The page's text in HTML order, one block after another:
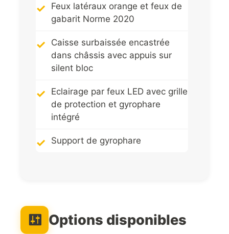
Feux latéraux orange et feux de
gabarit Norme 2020
Caisse surbaissée encastrée
dans châssis avec appuis sur
silent bloc
Eclairage par feux LED avec grille
de protection et gyrophare
intégré
Support de gyrophare
Options disponibles